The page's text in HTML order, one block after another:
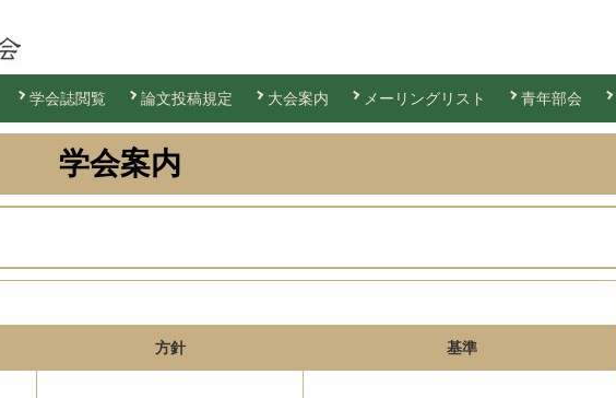
学会誌閲覧 論文投稿規定 大会案内 メーリングリスト 青年部会
学会案内
方針 基準